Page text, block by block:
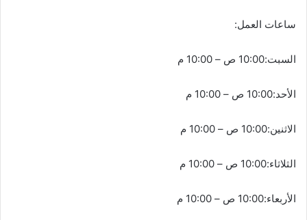
ساعات العمل:
السبت:10:00 ص – 10:00 م
الأحد:10:00 ص – 10:00 م
الاثنين:10:00 ص – 10:00 م
الثلاثاء:10:00 ص – 10:00 م
الأربعاء:10:00 ص – 10:00 م